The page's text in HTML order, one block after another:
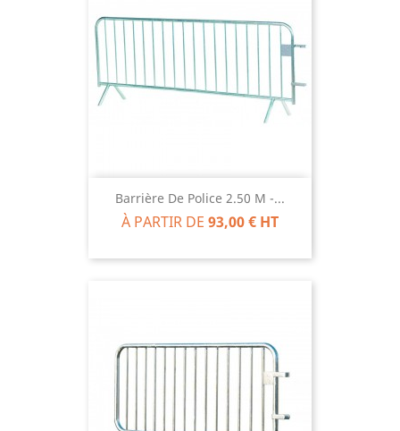
Barrière De Police 2.50 M -...
À PARTIR DE 93,00 € HT